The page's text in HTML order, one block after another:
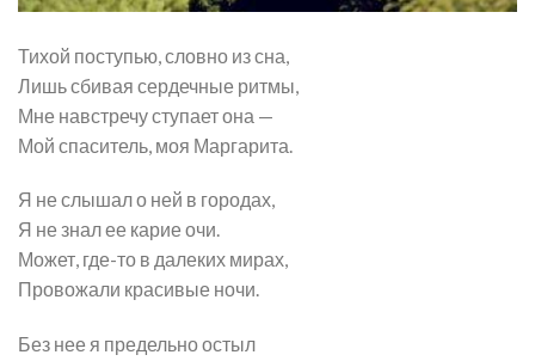
Тихой поступью, словно из сна,
Лишь сбивая сердечные ритмы,
Мне навстречу ступает она —
Мой спаситель, моя Маргарита.
Я не слышал о ней в городах,
Я не знал ее карие очи.
Может, где-то в далеких мирах,
Провожали красивые ночи.
Без нее я предельно остыл